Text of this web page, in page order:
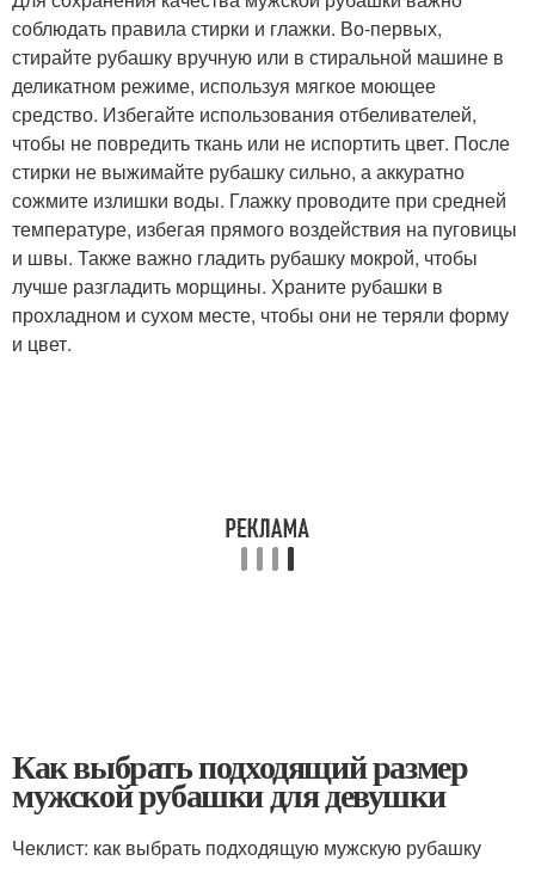
соблюдать правила стирки и глажки. Во-первых,
стирайте рубашку вручную или в стиральной машине в
деликатном режиме, используя мягкое моющее
средство. Избегайте использования отбеливателей,
чтобы не повредить ткань или не испортить цвет. После
стирки не выжимайте рубашку сильно, а аккуратно
сожмите излишки воды. Глажку проводите при средней
температуре, избегая прямого воздействия на пуговицы
и швы. Также важно гладить рубашку мокрой, чтобы
лучше разгладить морщины. Храните рубашки в
прохладном и сухом месте, чтобы они не теряли форму
и цвет.
Как выбрать подходящий размер
мужской рубашки для девушки
Чеклист: как выбрать подходящую мужскую рубашку